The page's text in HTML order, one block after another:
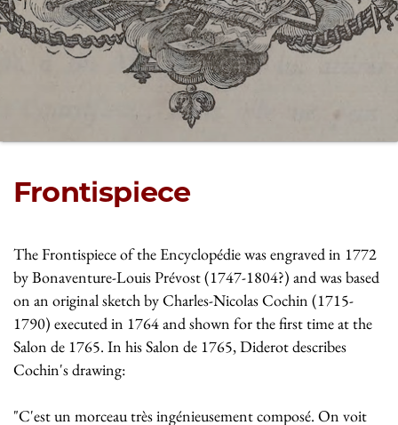
Frontispiece
The Frontispiece of the Encyclopédie was engraved in 1772
by Bonaventure-Louis Prévost (1747-1804?) and was based
on an original sketch by Charles-Nicolas Cochin (1715-
1790) executed in 1764 and shown for the first time at the
Salon de 1765. In his Salon de 1765, Diderot describes
Cochin's drawing:
"C'est un morceau très ingénieusement composé. On voit